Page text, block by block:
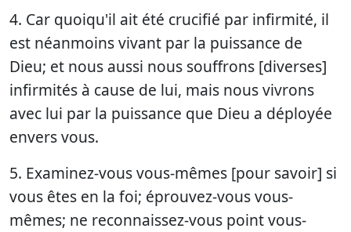
4. Car quoiqu'il ait été crucifié par infirmité, il
est néanmoins vivant par la puissance de
Dieu; et nous aussi nous souffrons [diverses]
infirmités à cause de lui, mais nous vivrons
avec lui par la puissance que Dieu a déployée
envers vous.
5. Examinez-vous vous-mêmes [pour savoir] si
vous êtes en la foi; éprouvez-vous vous-
mêmes; ne reconnaissez-vous point vous-